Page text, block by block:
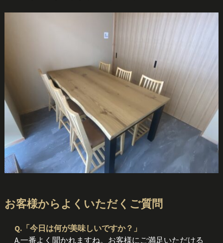
お客様からよくいただくご質問
Q.「今日は何が美味しいですか？」
A.一番よく聞かれますね。お客様にご満足いただける